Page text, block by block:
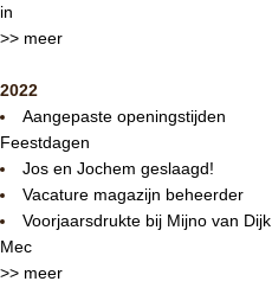
in
>> meer
2022
Aangepaste openingstijden
Feestdagen
Jos en Jochem geslaagd!
Vacature magazijn beheerder
Voorjaarsdrukte bij Mijno van Dijk
Mec
>> meer